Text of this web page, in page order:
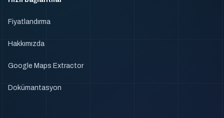
Fiyatlandırma
Hakkımızda
Google Maps Extractor
Dokümantasyon